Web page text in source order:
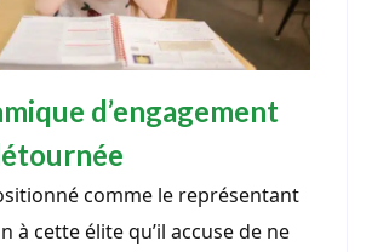
d’engagement
comme le représentant
à cette élite qu’il accuse de ne